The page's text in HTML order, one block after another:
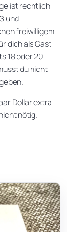
ist rechtlich
und
freiwilligem
dich als Gast
18 oder 20
du nicht
Dollar extra
nötig.